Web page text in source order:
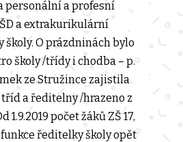
personální a profesní
a extrakurikulární
O prázdninách bylo
školy /třídy i chodba – p.
ze Stružince zajistila
a ředitelny /hrazeno z
1.9.2019 počet žáků ZŠ 17,
funkce ředitelky školy opět